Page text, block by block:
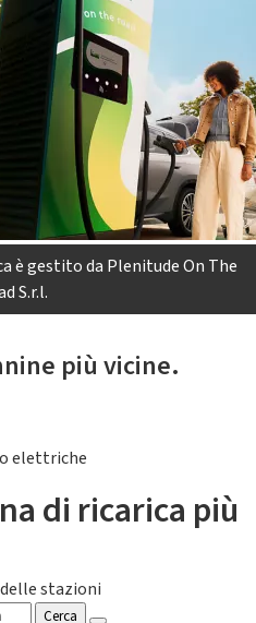
è gestito da Plenitude On The
S.r.l.
più vicine.
elettriche
di ricarica più
stazioni
Cerca